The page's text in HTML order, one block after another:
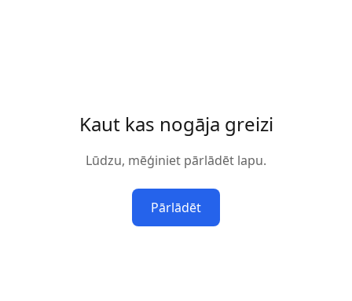
Kaut kas nogāja greizi
Lūdzu, mēģiniet pārlādēt lapu.
Pārlādēt